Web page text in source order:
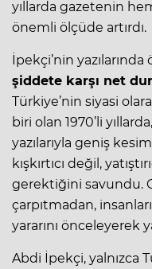
yıllarda gazetenin
önemli ölçüde artırdı.
İpekçi’nin
şiddete karşı net
Türkiye’nin siyasi
biri olan 1970’li
yazılarıyla geniş
kışkırtıcı değil,
gerektiğini savundu.
çarpıtmadan,
yararını önceleyerek
Abdi İpekçi, yalnızca